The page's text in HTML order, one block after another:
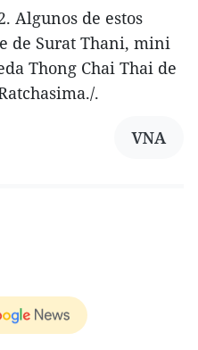
Algunos de estos
de Surat Thani, mini
Thong Chai Thai de
.
VNA